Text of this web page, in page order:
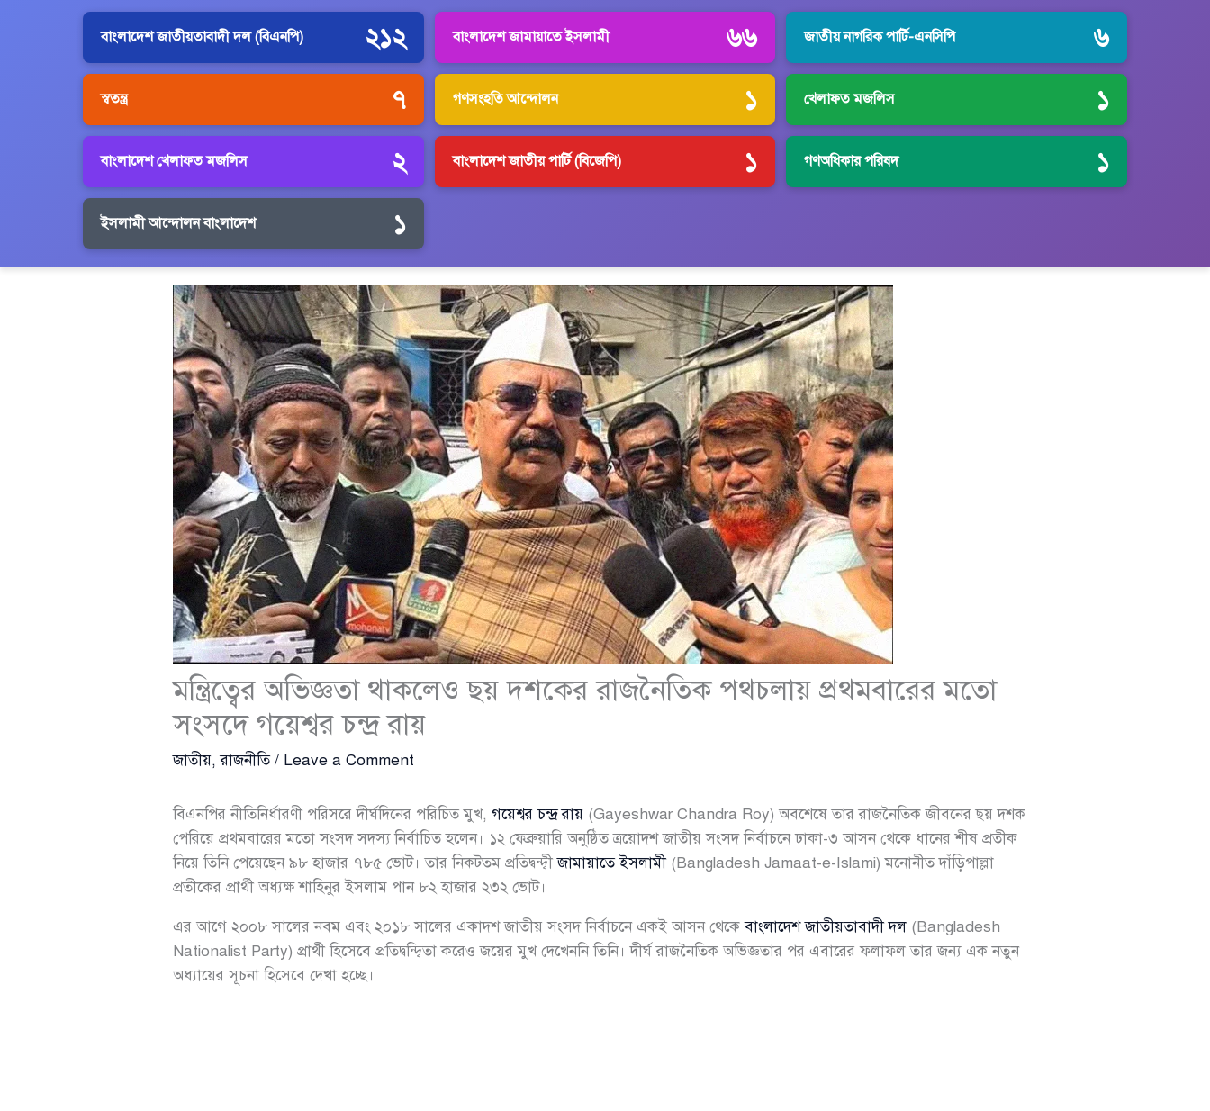
বাংলাদেশ জাতীয়তাবাদী দল (বিএনপি) ২১২ বাংলাদেশ জামায়াতে ইসলামী ৬৬ জাতীয় নাগরিক পার্টি-এনসিপি ৬
স্বতন্ত্র ৭ গণসংহতি আন্দোলন ১ খেলাফত মজলিস ১
বাংলাদেশ খেলাফত মজলিস ২ বাংলাদেশ জাতীয় পার্টি (বিজেপি) ১ গণঅধিকার পরিষদ ১
ইসলামী আন্দোলন বাংলাদেশ ১
মন্ত্রিত্বের অভিজ্ঞতা থাকলেও ছয় দশকের রাজনৈতিক পথচলায় প্রথমবারের মতো
সংসদে গয়েশ্বর চন্দ্র রায়
জাতীয়,রাজনীতি/ Leave a Comment
বিএনপির নীতিনির্ধারণী পরিসরে দীর্ঘদিনের পরিচিত মুখ, গয়েশ্বর চন্দ্র রায় (Gayeshwar Chandra Roy) অবশেষে তার রাজনৈতিক জীবনের ছয় দশক
পেরিয়ে প্রথমবারের মতো সংসদ সদস্য নির্বাচিত হলেন। ১২ ফেব্রুয়ারি অনুষ্ঠিত ত্রয়োদশ জাতীয় সংসদ নির্বাচনে ঢাকা-৩ আসন থেকে ধানের শীষ প্রতীক
নিয়ে তিনি পেয়েছেন ৯৮ হাজার ৭৮৫ ভোট। তার নিকটতম প্রতিদ্বন্দ্বীজামায়াতে ইসলামী(Bangladesh Jamaat-e-Islami) মনোনীত দাঁড়িপাল্লা
প্রতীকের প্রার্থী অধ্যক্ষ শাহিনুর ইসলাম পান ৮২ হাজার ২৩২ ভোট।
এর আগে ২০০৮ সালের নবম এবং ২০১৮ সালের একাদশ জাতীয় সংসদ নির্বাচনে একই আসন থেকেবাংলাদেশ জাতীয়তাবাদী দল (Bangladesh
Nationalist Party) প্রার্থী হিসেবে প্রতিদ্বন্দ্বিতা করেও জয়ের মুখ দেখেননি তিনি। দীর্ঘ রাজনৈতিক অভিজ্ঞতার পর এবারের ফলাফল তার জন্য এক নতুন
অধ্যায়ের সূচনা হিসেবে দেখা হচ্ছে।